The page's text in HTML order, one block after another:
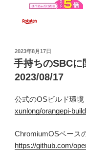
投
稿
日:
2023年8月17日
手持ちのSBCに
2023/08/17
公式のOSビルド環境
xunlong/orangepi-
ChromiumOSベース
https://github.com/